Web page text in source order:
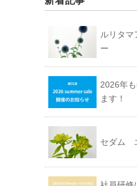
ルリタ
ー
2026年
ます！
セダム